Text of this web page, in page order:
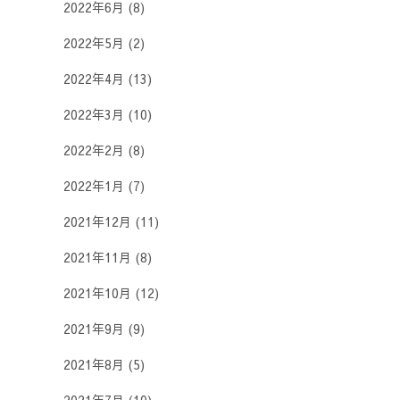
2022年6月 (8)
2022年5月 (2)
2022年4月 (13)
2022年3月 (10)
2022年2月 (8)
2022年1月 (7)
2021年12月 (11)
2021年11月 (8)
2021年10月 (12)
2021年9月 (9)
2021年8月 (5)